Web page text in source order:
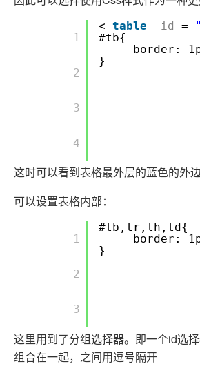
       1
       2
       3
       4
< table id =
#tb{
border:
}
这时可以看到表格最外层的蓝色的外
可以设置表格内部：
       1
       2
       3
#tb,tr,th,td{
border:
}
这里用到了分组选择器。即一个id选
组合在一起，之间用逗号隔开